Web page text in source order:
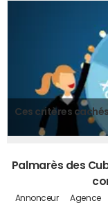
Ces critères
Palmarès des
Annonceur Agence